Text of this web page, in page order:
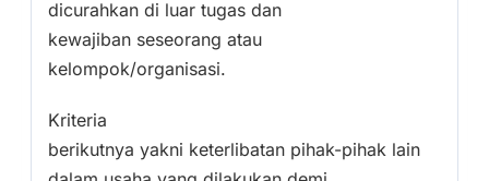
dicurahkan di luar tugas dan
kewajiban seseorang atau
kelompok/organisasi.
Kriteria
berikutnya yakni keterlibatan pihak-pihak lain